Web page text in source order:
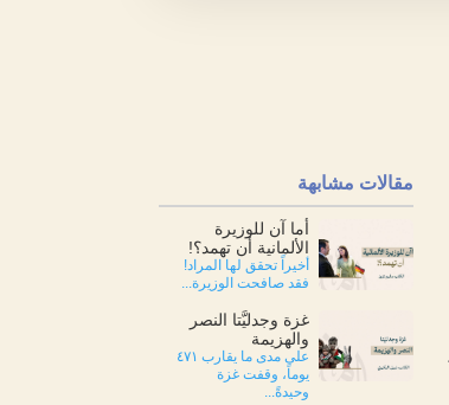
مقالات مشابهة
أما آن للوزيرة
الألمانية أن تهمد؟!
أخيراً تحقق لها المراد!
فقد صافحت الوزيرة...
غزة وجدليَّتا النصر
والهزيمة
على مدى ما يقارب ٤٧١
يوماً، وقفت غزة
وحيدةً...